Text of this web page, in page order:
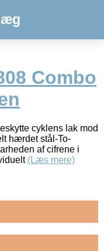
Combo
cyklens lak mod
hærdet stål-To-
af cifrene i
(Læs mere)